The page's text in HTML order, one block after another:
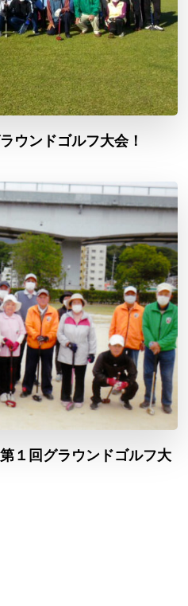
ウンドゴルフ大会！
１回グラウンドゴルフ大